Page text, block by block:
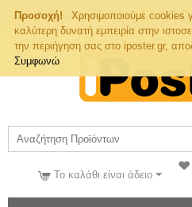
Προσοχή!
Χρησιμοποιούμε cookies
καλύτερη δυνατή εμπειρία στην
την περιήγηση σας στο iposter.gr,
Συμφωνώ
Τηλ. Παραγγελιών
Το καλάθι είναι άδειο